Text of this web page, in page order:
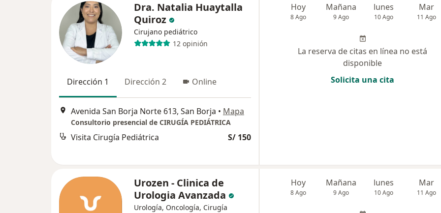
Dra. Natalia Huaytalla
Quiroz
Cirujano pediátrico
12 opinión
Dirección 1 Dirección 2 Online
Avenida San Borja Norte 613, San Borja • Mapa
Consultorio presencial de CIRUGÍA PEDIÁTRICA
Visita Cirugía Pediátrica S/ 150
Hoy
8 Ago
Mañana
9 Ago
lunes
10 Ago
Mar
11 Ago
La reserva de citas en línea no está
disponible
Solicita una cita
Urozen - Clinica de
Urologia Avanzada
Urología, Oncología, Cirugía
Hoy
8 Ago
Mañana
9 Ago
lunes
10 Ago
Mar
11 Ago